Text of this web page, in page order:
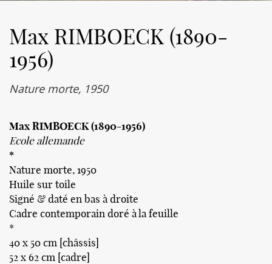
Max RIMBOECK (1890-
1956)
Nature morte, 1950
Max RIMBOECK (1890-1956)
Ecole allemande
*
Nature morte, 1950
Huile sur toile
Signé & daté en bas à droite
Cadre contemporain doré à la feuille
*
40 x 50 cm [châssis]
52 x 62 cm [cadre]